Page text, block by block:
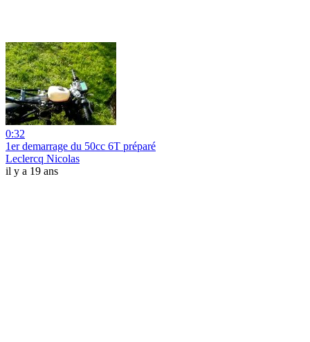
0:32
1er demarrage du 50cc 6T préparé
Leclercq Nicolas
il y a 19 ans